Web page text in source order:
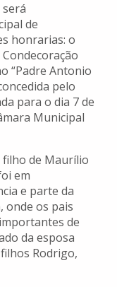
de
honrarias: o
“Padre Antonio
pelo
para o dia 7 de
Municipal
de Maurílio
em
e parte da
onde os pais
de
da esposa
Rodrigo,